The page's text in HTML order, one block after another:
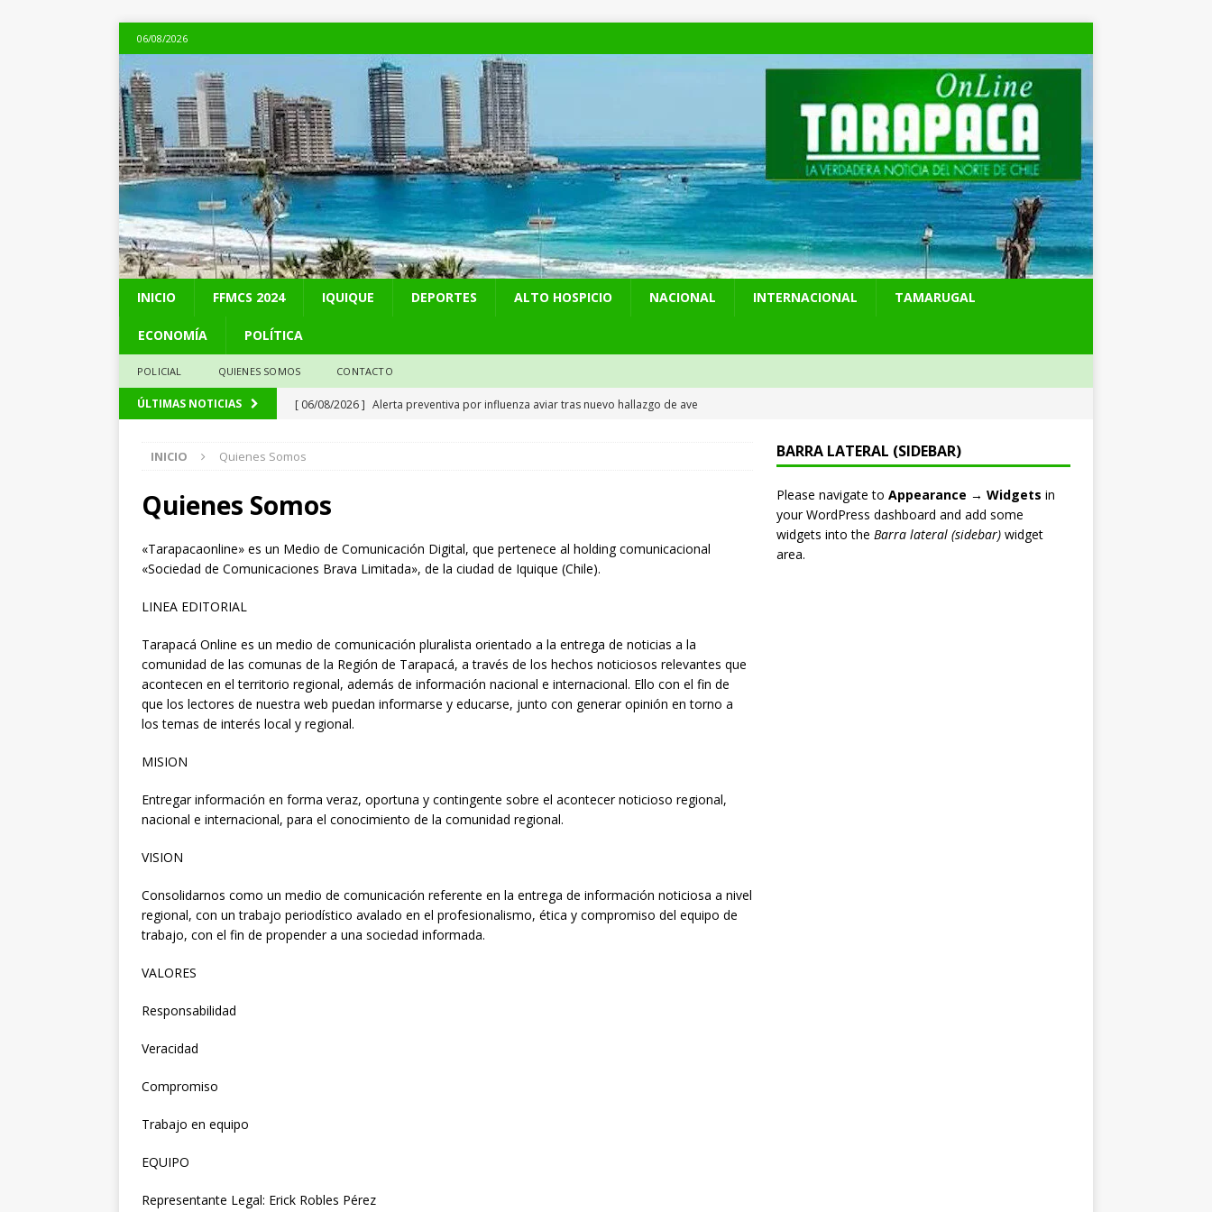
06/08/2026
INICIO FFMCS 2024 IQUIQUE DEPORTES ALTO HOSPICIO NACIONAL INTERNACIONAL TAMARUGAL
ECONOMÍA POLÍTICA
POLICIAL QUIENES SOMOS CONTACTO
ÚLTIMAS NOTICIAS [ 06/08/2026 ] Alerta preventiva por influenza aviar tras nuevo hallazgo de ave
[ 06/08/2026 ]
superintendencias ganan igual o más que el presidente Kast
DEPORTES
[ 05/08/2026 ] A 1.666 becados se les pago los estudios en el extranjero y nunca
volvieron a Chile
POLICIAL
[ 05/08/2026 ] La propuesta del Gobierno que busca facilitar el ingreso a Carabineros
rebaja la relación con Argentina por los insultos de Milei a Lula
INTERNACIONAL
Diputado Álvaro Jofre alerta por el futuro del Casino Municipal de
[ 05/08/2026 ] Concejo Municipal aprueba proyecto para mejorar el alumbrado
público del sector El Boro
ALTO HOSPICIO
INICIO Quienes Somos
Quienes Somos
«Tarapacaonline» es un Medio de Comunicación Digital, que pertenece al holding comunicacional
«Sociedad de Comunicaciones Brava Limitada», de la ciudad de Iquique (Chile).
LINEA EDITORIAL
Tarapacá Online es un medio de comunicación pluralista orientado a la entrega de noticias a la
comunidad de las comunas de la Región de Tarapacá, a través de los hechos noticiosos relevantes que
acontecen en el territorio regional, además de información nacional e internacional. Ello con el fin de
que los lectores de nuestra web puedan informarse y educarse, junto con generar opinión en torno a
los temas de interés local y regional.
MISION
Entregar información en forma veraz, oportuna y contingente sobre el acontecer noticioso regional,
nacional e internacional, para el conocimiento de la comunidad regional.
VISION
Consolidarnos como un medio de comunicación referente en la entrega de información noticiosa a nivel
regional, con un trabajo periodístico avalado en el profesionalismo, ética y compromiso del equipo de
trabajo, con el fin de propender a una sociedad informada.
VALORES
Responsabilidad
Veracidad
Compromiso
Trabajo en equipo
EQUIPO
Representante Legal: Erick Robles Pérez
BARRA LATERAL (SIDEBAR)
Please navigate to Appearance → Widgets in
your WordPress dashboard and add some
widgets into the Barra lateral (sidebar)widget
area.